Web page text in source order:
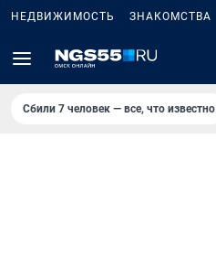
НЕДВИЖИМОСТЬ ЗНАКОМСТВА
Сбили 7 человек — все, что известно